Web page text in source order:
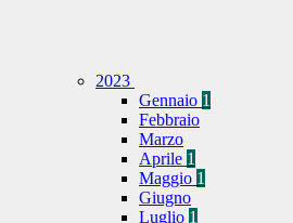
2023
Gennaio 1
Febbraio
Marzo
Aprile 1
Maggio 1
Giugno
Luglio 1